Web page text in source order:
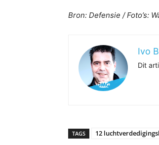
Bron: Defensie / Foto’s:
Ivo
Dit
TAGS 12